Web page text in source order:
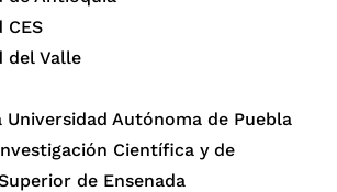
CES
del Valle
Universidad Autónoma de Puebla
Científica y de
de Ensenada